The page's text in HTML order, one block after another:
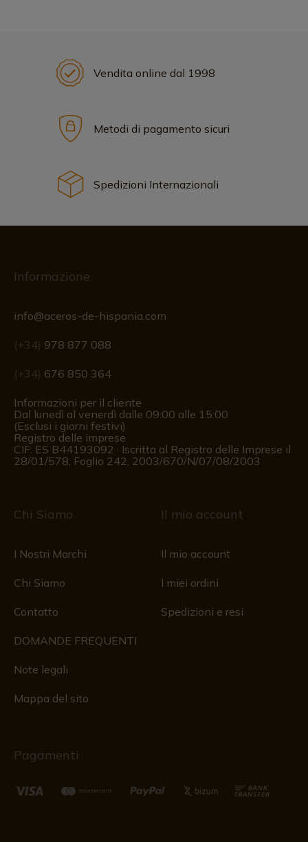
Vendita online dal 1998
Metodi di pagamento sicuri
Spedizioni Internazionali
Informazione
info@aceros-de-hispania.com
(+34) 978 877 088
(+34) 676 850 364
Informazioni per il cliente
Dal lunedì al venerdì dalle 09:00 alle 15:00
(Esclusi i giorni festivi)
Registro delle imprese
CIF: ES B44193092 · Iscritta al Registro delle Imprese il
28/01/578, Foglio 242, 2003/670/N/07/08/2003
Chi Siamo
I Nostri Marchi
Chi Siamo
Contatto
DOMANDE FREQUENTI
Note legali
Mappa del sito
Il mio account
Il mio account
I miei ordini
Spedizioni e resi
Pagamenti